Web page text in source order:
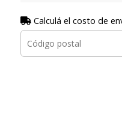
Calculá el costo de